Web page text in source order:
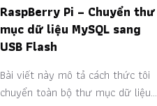
RaspBerry Pi – Chuyển thư
mục dữ liệu MySQL sang
USB Flash
Bài viết này mô tả cách thức tôi
chuyển toàn bộ thư mục dữ liệu…